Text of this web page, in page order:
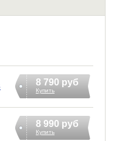
8 790 руб
Купить
8 990 руб
Купить